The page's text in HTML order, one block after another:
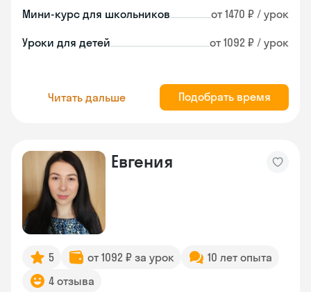
Мини-курс для школьников от 1470 ₽ / урок
Уроки для детей от 1092 ₽ / урок
Читать дальше Подобрать время
Евгения
5 от 1092 ₽ за урок
10 лет опыта
4 отзыва